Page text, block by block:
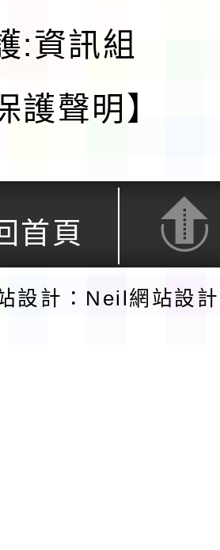
:資訊組
護聲明】
首頁
設計：Neil網站設